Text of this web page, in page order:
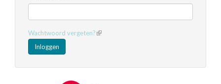
Wachtwoord vergeten?(link
Inloggen